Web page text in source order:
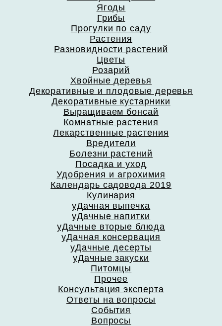
Ягоды
Грибы
Прогулки по саду
Растения
Разновидности растений
Цветы
Розарий
Хвойные деревья
Декоративные и плодовые деревья
Декоративные кустарники
Выращиваем бонсай
Комнатные растения
Лекарственные растения
Вредители
Болезни растений
Посадка и уход
Удобрения и агрохимия
Календарь садовода 2019
Кулинария
уДачная выпечка
уДачные напитки
уДачные вторые блюда
уДачная консервация
уДачные десерты
уДачные закуски
Питомцы
Прочее
Консультация эксперта
Ответы на вопросы
События
Вопросы